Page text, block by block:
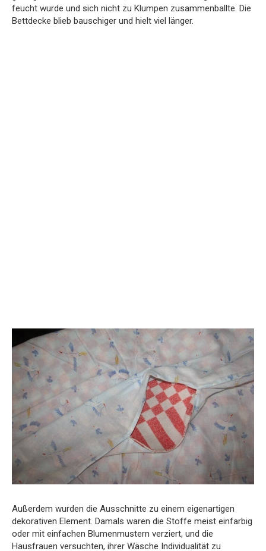
feucht wurde und sich nicht zu Klumpen zusammenballte. Die
Bettdecke blieb bauschiger und hielt viel länger.
Außerdem wurden die Ausschnitte zu einem eigenartigen
dekorativen Element. Damals waren die Stoffe meist einfarbig
oder mit einfachen Blumenmustern verziert, und die
Hausfrauen versuchten, ihrer Wäsche Individualität zu